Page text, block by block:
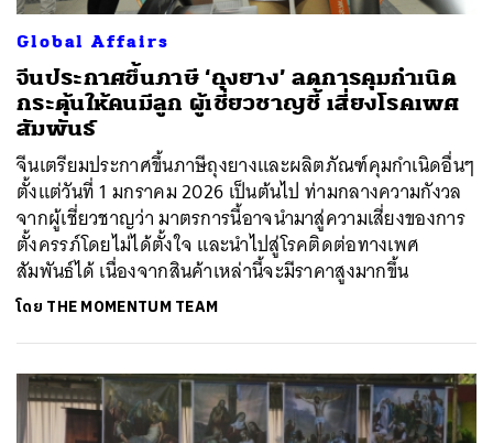
Global Affairs
จีนประกาศขึ้นภาษี ‘ถุงยาง’ ลดการคุมกำเนิด
กระตุ้นให้คนมีลูก ผู้เชี่ยวชาญชี้ เสี่ยงโรคเพศ
สัมพันธ์
จีนเตรียมประกาศขึ้นภาษีถุงยางและผลิตภัณฑ์คุมกำเนิดอื่นๆ
ตั้งแต่วันที่ 1 มกราคม 2026 เป็นต้นไป ท่ามกลางความกังวล
จากผู้เชี่ยวชาญว่า มาตรการนี้อาจนำมาสู่ความเสี่ยงของการ
ตั้งครรภ์โดยไม่ได้ตั้งใจ และนำไปสู่โรคติดต่อทางเพศ
สัมพันธ์ได้ เนื่องจากสินค้าเหล่านี้จะมีราคาสูงมากขึ้น
โดย THE MOMENTUM TEAM
ค้นหา
SHARE TWEET LINE EMAIL